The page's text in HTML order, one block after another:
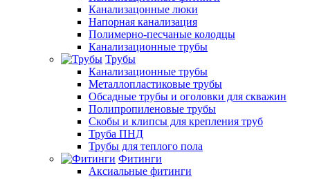
Канализацонные люки
Напорная канализация
Полимерно-песчаные колодцы
Канализационные трубы
Трубы
Канализационные трубы
Металлопластиковые трубы
Обсадные трубы и оголовки для скважин
Полипропиленовые трубы
Скобы и клипсы для крепления труб
Труба ПНД
Трубы для теплого пола
Фитинги
Аксиальные фитинги